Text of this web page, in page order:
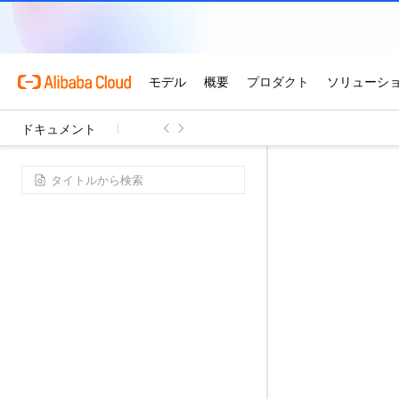
ドキュメント